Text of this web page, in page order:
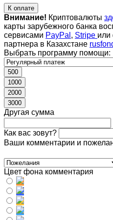
К оплате
Внимание! Криптовалюты
карты зарубежного банка
сервисами PayPal , Stripe или
партнера в Казахстане
Выбрать программу помощи:
500
1000
2000
3000
Другая сумма
Как вас зовут?
Ваши комментарии и
Цвет фона комментария